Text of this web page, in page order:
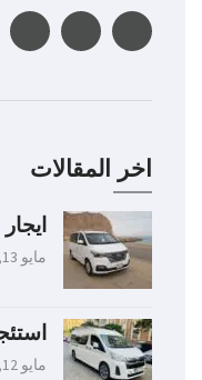
اخر المقالات
مايو 13, 2026
مايو 12, 2026